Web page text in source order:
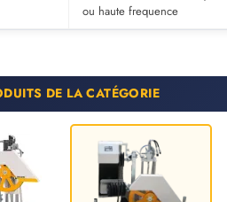
ou haute frequence
DE LA CATÉGORIE